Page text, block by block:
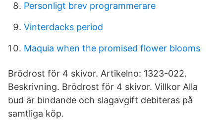
Personligt brev programmerare
Vinterdacks period
Maquia when the promised flower blooms
Brödrost för 4 skivor. Artikelno: 1323-022.
Beskrivning. Brödrost för 4 skivor. Villkor Alla
bud är bindande och slagavgift debiteras på
samtliga köp.